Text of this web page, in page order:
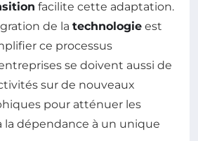
facilite cette adaptation.
de la technologie est
ce processus
se doivent aussi de
sur de nouveaux
pour atténuer les
la dépendance à un unique